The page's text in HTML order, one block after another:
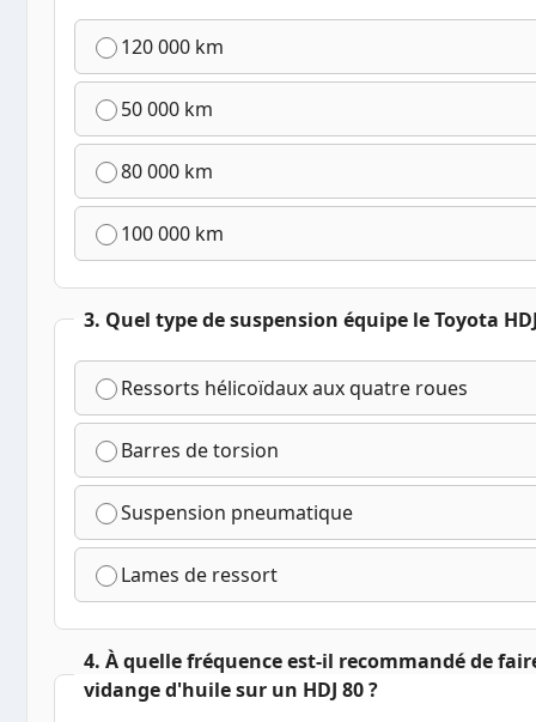
120 000 km
50 000 km
80 000 km
100 000 km
3. Quel type de suspension équipe le Toyota
Ressorts hélicoïdaux aux quatre roues
Barres de torsion
Suspension pneumatique
Lames de ressort
4. À quelle fréquence est-il recommandé de
vidange d'huile sur un HDJ 80 ?